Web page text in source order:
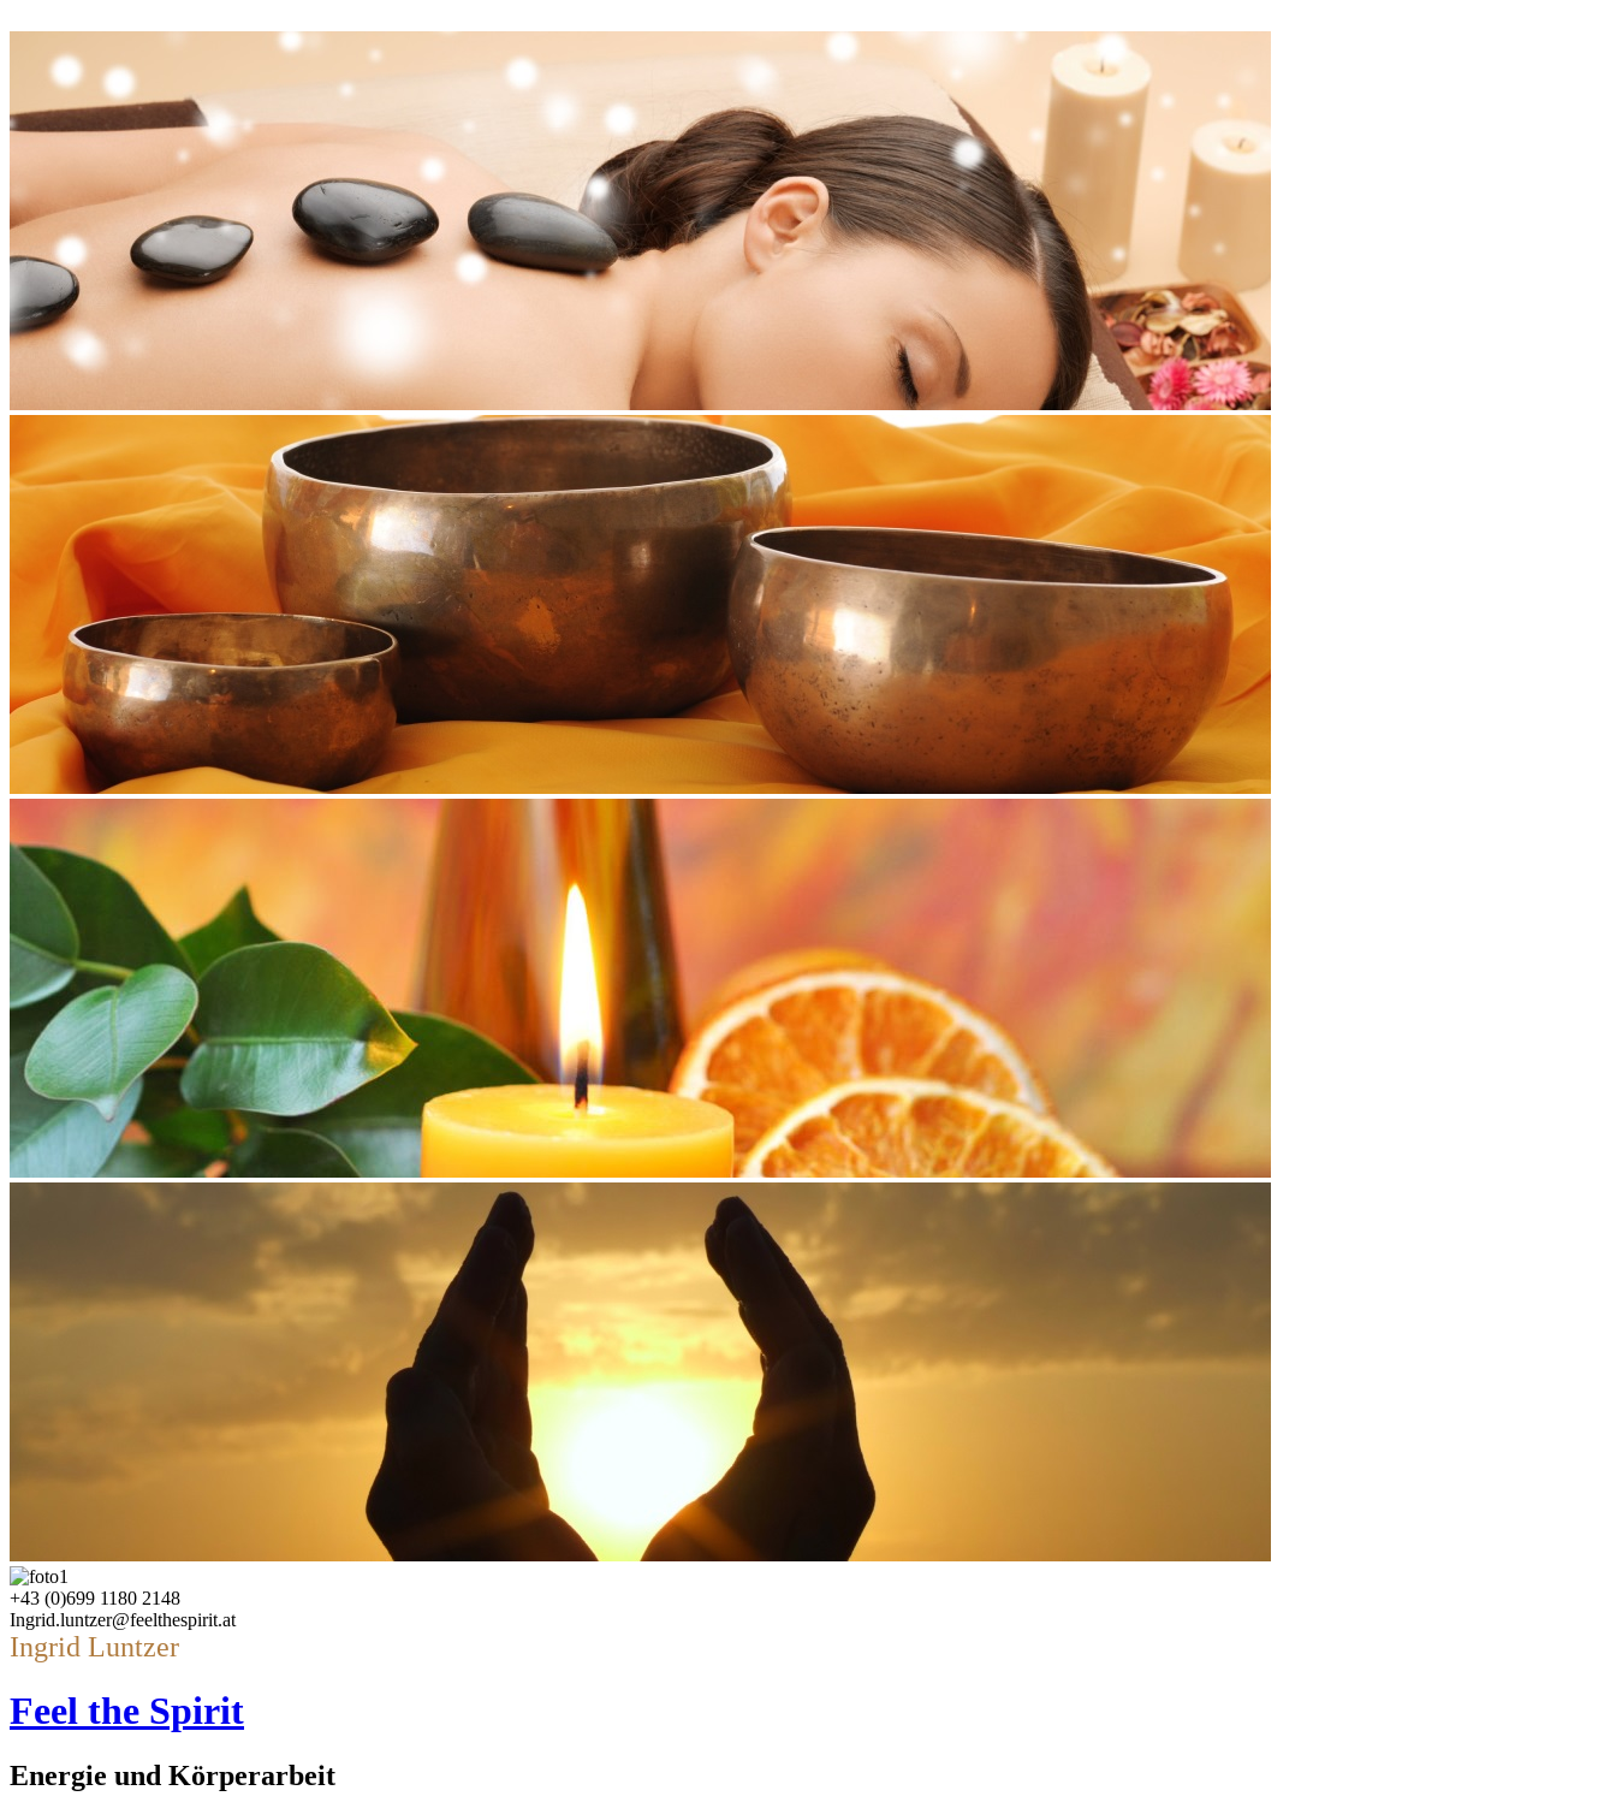
+43 (0)699 1180 2148
Ingrid.luntzer@feelthespirit.at
Ingrid Luntzer
Feel the Spirit
Energie und Körperarbeit